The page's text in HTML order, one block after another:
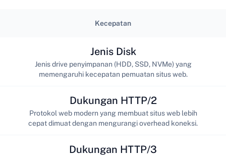
Kecepatan
Jenis Disk
Jenis drive penyimpanan (HDD, SSD, NVMe) yang
memengaruhi kecepatan pemuatan situs web.
Dukungan HTTP/2
Protokol web modern yang membuat situs web lebih
cepat dimuat dengan mengurangi overhead koneksi.
Dukungan HTTP/3